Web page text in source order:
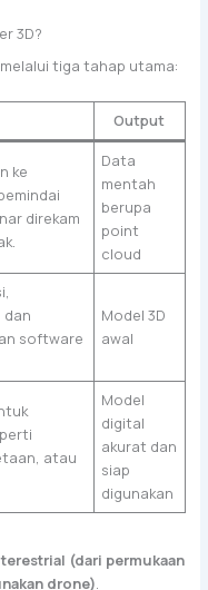
3D?
tiga tahap utama:
Output
ke
direkam
Data
mentah
berupa
point
cloud
dan
software
Model 3D
awal
atau
Model
digital
akurat dan
siap
digunakan
terestrial (dari permukaan
drone).